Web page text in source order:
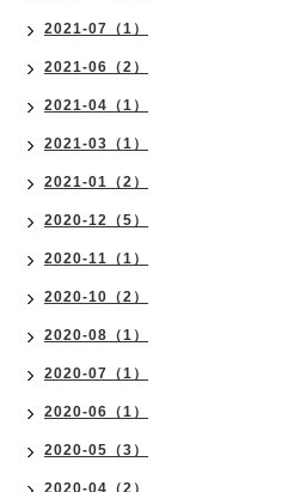
2021-07（1）
2021-06（2）
2021-04（1）
2021-03（1）
2021-01（2）
2020-12（5）
2020-11（1）
2020-10（2）
2020-08（1）
2020-07（1）
2020-06（1）
2020-05（3）
2020-04（2）